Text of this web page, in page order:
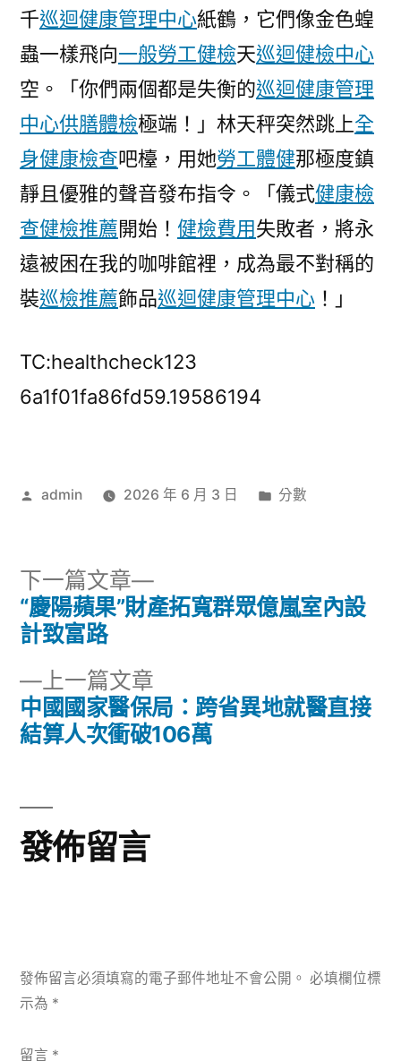
千巡迴健康管理中心紙鶴，它們像金色蝗
蟲一樣飛向一般勞工健檢天巡迴健檢中心
空。「你們兩個都是失衡的巡迴健康管理
中心供膳體檢極端！」林天秤突然跳上全
身健康檢查吧檯，用她勞工體健那極度鎮
靜且優雅的聲音發布指令。「儀式健康檢
查健檢推薦開始！ 健檢費用失敗者，將永
遠被困在我的咖啡館裡，成為最不對稱的
裝巡檢推薦飾品巡迴健康管理中心 ！」
TC:healthcheck123
6a1f01fa86fd59.19586194
作
admin 2026 年 6 月 3 日
分
分數
文
導
覽
上一篇文章
一
篇
中國國家醫保局：跨省異地就醫直接
結算人次衝破106萬
下一篇文章
下
一
“慶陽蘋果”財產拓寬群眾億嵐室內設
計致富路
發佈留言
發佈留言必須填寫的電子郵件地址不會公開。 必填欄位標
示為 *
留言 *